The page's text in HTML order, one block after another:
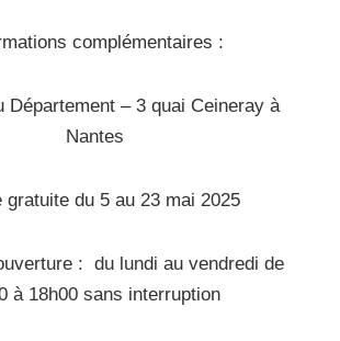
complémentaires :
Département – 3 quai Ceineray à
Nantes
gratuite du 5 au 23 mai 2025
: du lundi au vendredi de
à 18h00 sans interruption